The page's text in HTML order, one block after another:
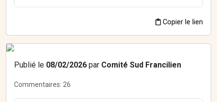
Copier le lien
Publié le 08/02/2026 par Comité Sud Francilien
Commentaires: 26